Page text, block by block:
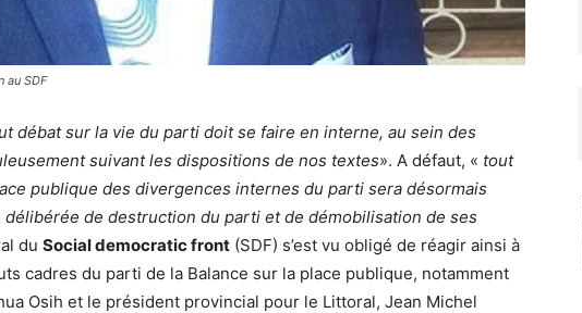
au SDF
débat sur la vie du parti doit se faire en interne, au sein des
suivant les dispositions de nos textes». A défaut, « tout
publique des divergences internes du parti sera désormais
de destruction du parti et de démobilisation de ses
du Social democratic front (SDF) s’est vu obligé de réagir ainsi à
cadres du parti de la Balance sur la place publique, notamment
Osih et le président provincial pour le Littoral, Jean Michel